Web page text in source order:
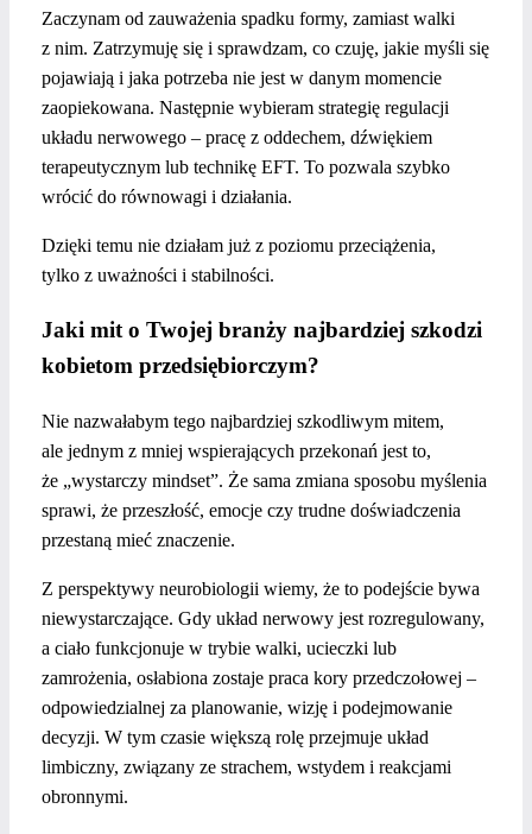
Zaczynam od zauważenia spadku formy, zamiast walki
z nim. Zatrzymuję się i sprawdzam, co czuję, jakie myśli się
pojawiają i jaka potrzeba nie jest w danym momencie
zaopiekowana. Następnie wybieram strategię regulacji
układu nerwowego – pracę z oddechem, dźwiękiem
terapeutycznym lub technikę EFT. To pozwala szybko
wrócić do równowagi i działania.
Dzięki temu nie działam już z poziomu przeciążenia,
tylko z uważności i stabilności.
Jaki mit o Twojej branży najbardziej szkodzi
kobietom przedsiębiorczym?
Nie nazwałabym tego najbardziej szkodliwym mitem,
ale jednym z mniej wspierających przekonań jest to,
że „wystarczy mindset”. Że sama zmiana sposobu myślenia
sprawi, że przeszłość, emocje czy trudne doświadczenia
przestaną mieć znaczenie.
Z perspektywy neurobiologii wiemy, że to podejście bywa
niewystarczające. Gdy układ nerwowy jest rozregulowany,
a ciało funkcjonuje w trybie walki, ucieczki lub
zamrożenia, osłabiona zostaje praca kory przedczołowej –
odpowiedzialnej za planowanie, wizję i podejmowanie
decyzji. W tym czasie większą rolę przejmuje układ
limbiczny, związany ze strachem, wstydem i reakcjami
obronnymi.